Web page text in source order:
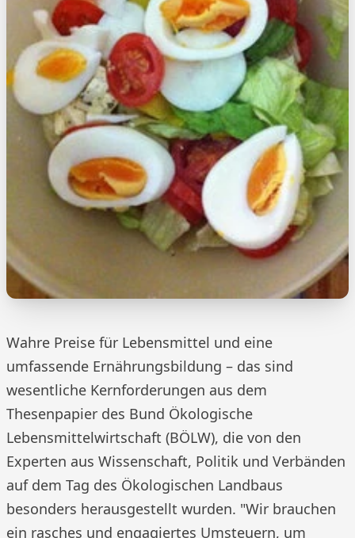
Wahre Preise für Lebensmittel und eine
umfassende Ernährungsbildung – das sind
wesentliche Kernforderungen aus dem
Thesenpapier des Bund Ökologische
Lebensmittelwirtschaft (BÖLW), die von den
Experten aus Wissenschaft, Politik und Verbänden
auf dem Tag des Ökologischen Landbaus
besonders herausgestellt wurden. "Wir brauchen
ein rasches und engagiertes Umsteuern, um